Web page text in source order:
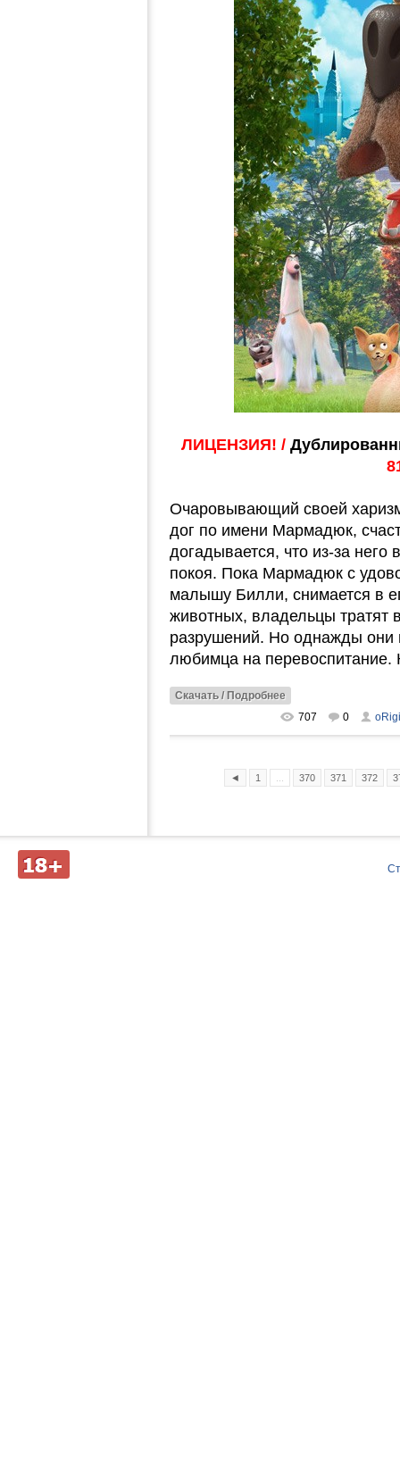
ЛИЦЕНЗИЯ! /
Очаровывающий своей
дог по имени Мармадюк,
догадывается, что из-за
покоя. Пока Мармадюк с
малышу Билли, снимается в
животных, владельцы тратят
разрушений. Но однажды
любимца на перевоспитание.
Скачать / Подробнее
707
0 oRigi
◄ 1 370 371 372